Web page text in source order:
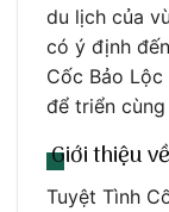
du lịch của
có ý định
Cốc Bảo
để triển cùng
Giới thiệu
Tuyệt Tình